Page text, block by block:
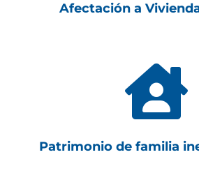
Afectación a

Patrimonio de familia